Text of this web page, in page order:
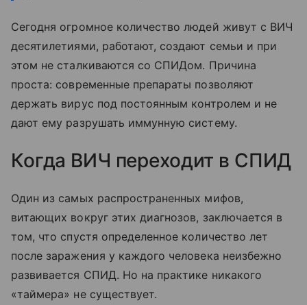
Сегодня огромное количество людей живут с ВИЧ
десятилетиями, работают, создают семьи и при
этом не сталкиваются со СПИДом. Причина
проста: современные препараты позволяют
держать вирус под постоянным контролем и не
дают ему разрушать иммунную систему.
Когда ВИЧ переходит в СПИД
Один из самых распространенных мифов,
витающих вокруг этих диагнозов, заключается в
том, что спустя определенное количество лет
после заражения у каждого человека неизбежно
развивается СПИД. Но на практике никакого
«таймера» не существует.